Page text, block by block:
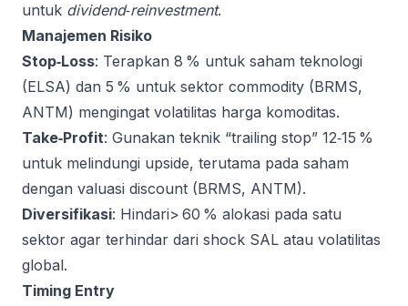
untuk dividend‑reinvestment.
Manajemen Risiko
Stop‑Loss: Terapkan 8 % untuk saham teknologi
(ELSA) dan 5 % untuk sektor commodity (BRMS,
ANTM) mengingat volatilitas harga komoditas.
Take‑Profit: Gunakan teknik “trailing stop” 12‑15 %
untuk melindungi upside, terutama pada saham
dengan valuasi discount (BRMS, ANTM).
Diversifikasi: Hindari> 60 % alokasi pada satu
sektor agar terhindar dari shock SAL atau volatilitas
global.
Timing Entry